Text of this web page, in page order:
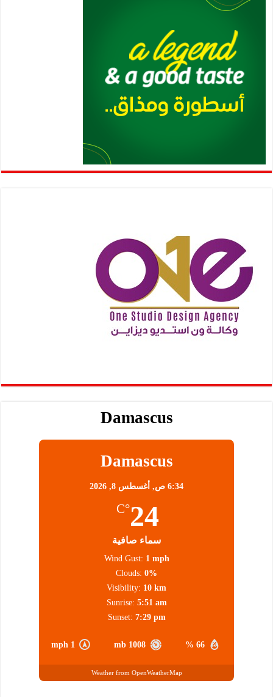
Damascus
Damascus
6:34 ص, أغسطس 8, 2026
24
°C
سماء صافية
66 %
1008 mb
1 mph
Wind Gust: 1 mph
Clouds: 0%
Visibility: 10 km
Sunrise: 5:51 am
Sunset: 7:29 pm
Weather from OpenWeatherMap